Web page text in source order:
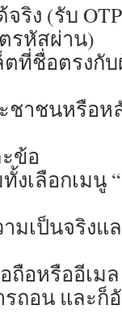
ริง (รับ
รหัสผ่าน)
ที่ชื่อตรงกั
ชาชนหรือห
ข้อ
งเลือกเมนู
มเป็นจริงแ
ถือหรืออีเมล
ถอน และก็